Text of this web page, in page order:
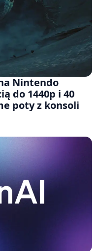
Nintendo
do 1440p i 40
poty z konsoli